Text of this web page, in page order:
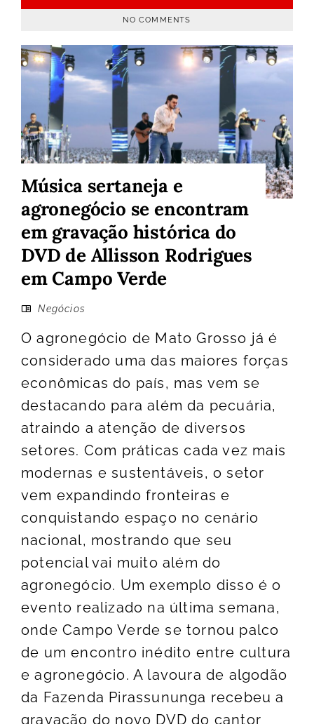
NO COMMENTS
Música sertaneja e
agronegócio se encontram
em gravação histórica do
DVD de Allisson Rodrigues
em Campo Verde
Negócios
O agronegócio de Mato Grosso já é
considerado uma das maiores forças
econômicas do país, mas vem se
destacando para além da pecuária,
atraindo a atenção de diversos
setores. Com práticas cada vez mais
modernas e sustentáveis, o setor
vem expandindo fronteiras e
conquistando espaço no cenário
nacional, mostrando que seu
potencial vai muito além do
agronegócio. Um exemplo disso é o
evento realizado na última semana,
onde Campo Verde se tornou palco
de um encontro inédito entre cultura
e agronegócio. A lavoura de algodão
da Fazenda Pirassununga recebeu a
gravação do novo DVD do cantor